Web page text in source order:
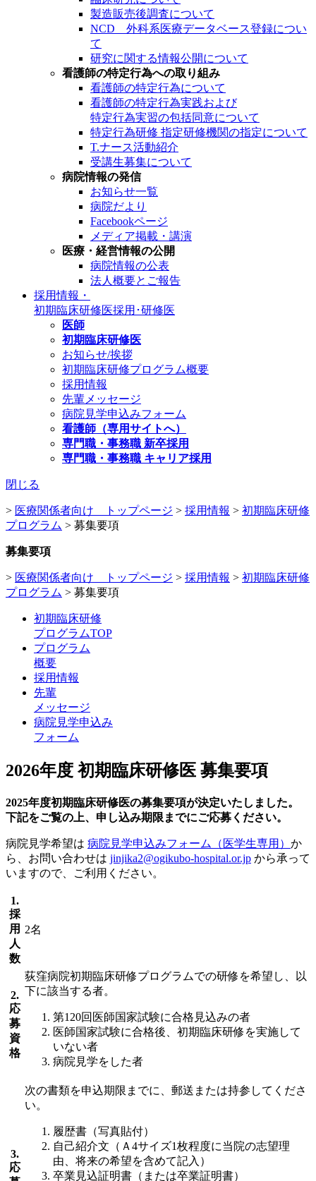
製造販売後調査について
NCD 外科系医療データベース登録につい
て
研究に関する情報公開について
看護師の特定行為への取り組み
看護師の特定行為について
看護師の特定行為実践および
特定行為実習の包括同意について
特定行為研修 指定研修機関の指定について
T.ナース活動紹介
受講生募集について
病院情報の発信
お知らせ一覧
病院だより
Facebookページ
メディア掲載・講演
医療・経営情報の公開
病院情報の公表
法人概要とご報告
採用情報・
初期臨床研修医採用･研修医
医師
初期臨床研修医
お知らせ/挨拶
初期臨床研修プログラム概要
採用情報
先輩メッセージ
病院見学申込みフォーム
看護師（専用サイトへ）
専門職・事務職 新卒採用
専門職・事務職 キャリア採用
閉じる
> 医療関係者向け トップページ > 採用情報 > 初期臨床研修
プログラム > 募集要項
募集要項
> 医療関係者向け トップページ > 採用情報 > 初期臨床研修
プログラム > 募集要項
初期臨床研修
プログラムTOP
プログラム
概要
採用情報
先輩
メッセージ
病院見学申込み
フォーム
2026年度 初期臨床研修医 募集要項
2025年度初期臨床研修医の募集要項が決定いたしました。
下記をご覧の上、申し込み期限までにご応募ください。
病院見学希望は 病院見学申込みフォーム（医学生専用） か
ら、お問い合わせは jinjika2@ogikubo-hospital.or.jp から承って
いますので、ご利用ください。
1.
採
用
人
数
2名
2.
応
募
資
格
荻窪病院初期臨床研修プログラムでの研修を希望し、以
下に該当する者。
第120回医師国家試験に合格見込みの者
医師国家試験に合格後、初期臨床研修を実施して
いない者
病院見学をした者
3.
応
次の書類を申込期限までに、郵送または持参してくださ
い。
履歴書（写真貼付）
自己紹介文（Ａ4サイズ1枚程度に当院の志望理
由、将来の希望を含めて記入）
卒業見込証明書（または卒業証明書）